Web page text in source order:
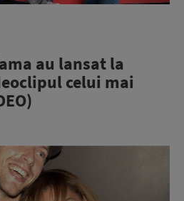
au lansat la
celui mai